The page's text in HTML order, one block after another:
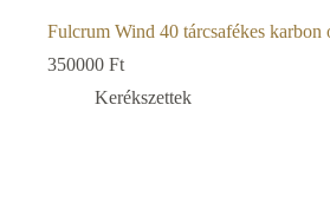
Fulcrum Wind 40 tárcsafékes karbon
350000 Ft
Kerékszettek